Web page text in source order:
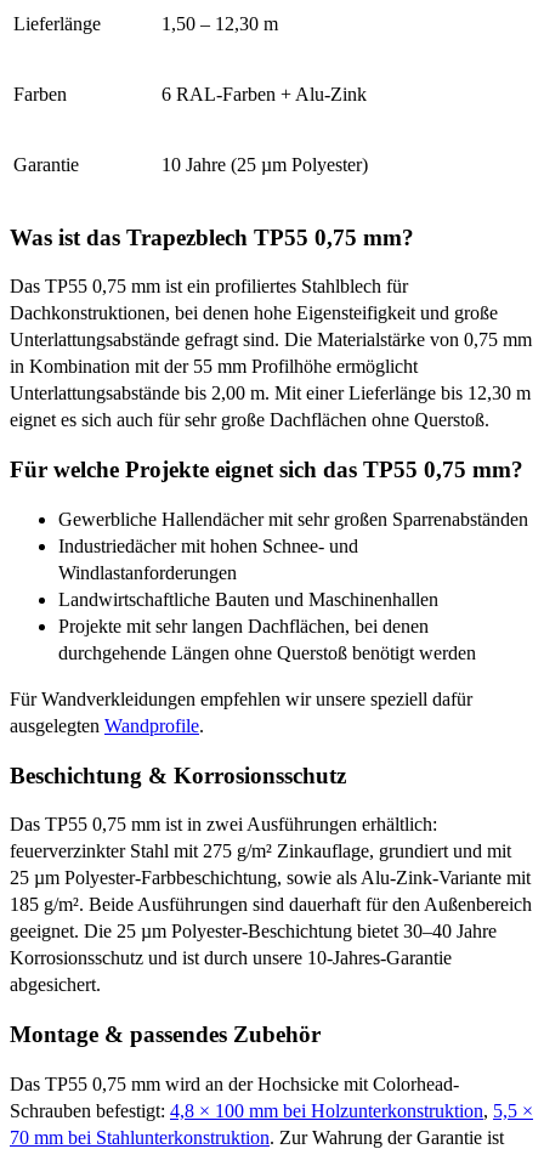
Lieferlänge 1,50 – 12,30 m
Farben 6 RAL-Farben + Alu-Zink
Garantie 10 Jahre (25 µm Polyester)
Was ist das Trapezblech TP55 0,75 mm?
Das TP55 0,75 mm ist ein profiliertes Stahlblech für
Dachkonstruktionen, bei denen hohe Eigensteifigkeit und große
Unterlattungsabstände gefragt sind. Die Materialstärke von 0,75 mm
in Kombination mit der 55 mm Profilhöhe ermöglicht
Unterlattungsabstände bis 2,00 m. Mit einer Lieferlänge bis 12,30 m
eignet es sich auch für sehr große Dachflächen ohne Querstoß.
Für welche Projekte eignet sich das TP55 0,75 mm?
Gewerbliche Hallendächer mit sehr großen Sparrenabständen
Industriedächer mit hohen Schnee- und
Windlastanforderungen
Landwirtschaftliche Bauten und Maschinenhallen
Projekte mit sehr langen Dachflächen, bei denen
durchgehende Längen ohne Querstoß benötigt werden
Für Wandverkleidungen empfehlen wir unsere speziell dafür
ausgelegten Wandprofile.
Beschichtung & Korrosionsschutz
Das TP55 0,75 mm ist in zwei Ausführungen erhältlich:
feuerverzinkter Stahl mit 275 g/m² Zinkauflage, grundiert und mit
25 µm Polyester-Farbbeschichtung, sowie als Alu-Zink-Variante mit
185 g/m². Beide Ausführungen sind dauerhaft für den Außenbereich
geeignet. Die 25 µm Polyester-Beschichtung bietet 30–40 Jahre
Korrosionsschutz und ist durch unsere 10-Jahres-Garantie
abgesichert.
Montage & passendes Zubehör
Das TP55 0,75 mm wird an der Hochsicke mit Colorhead-
Schrauben befestigt: 4,8 × 100 mm bei Holzunterkonstruktion, 5,5 ×
70 mm bei Stahlunterkonstruktion. Zur Wahrung der Garantie ist